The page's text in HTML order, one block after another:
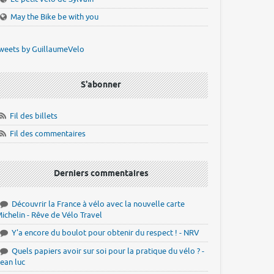
May the Bike be with you
by GuillaumeVelo
S'abonner
Fil des billets
Fil des commentaires
Derniers commentaires
Découvrir la France à vélo avec la nouvelle carte
- Rêve de Vélo Travel
Y'a encore du boulot pour obtenir du respect ! - NRV
Quels papiers avoir sur soi pour la pratique du vélo ? -
luc